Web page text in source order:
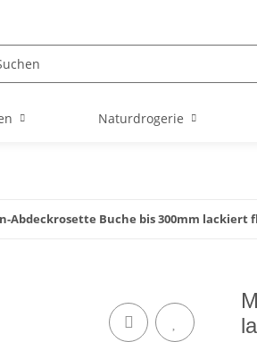
Naturdrogerie
Abdeckrosette Buche bis 300mm lackiert